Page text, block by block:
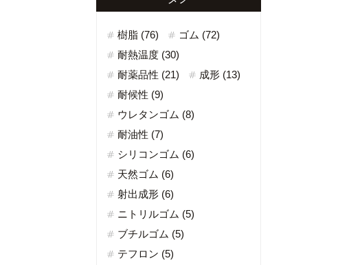
樹脂 (76)
ゴム (72)
耐熱温度 (30)
耐薬品性 (21)
成形 (13)
耐候性 (9)
ウレタンゴム (8)
耐油性 (7)
シリコンゴム (6)
天然ゴム (6)
射出成形 (6)
ニトリルゴム (5)
ブチルゴム (5)
テフロン (5)